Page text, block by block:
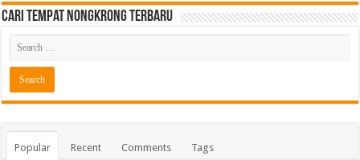
Cari Tempat Nongkrong Terbaru
Popular Recent Comments Tags